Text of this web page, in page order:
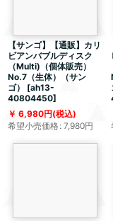
【サンゴ】【通販】カリ
ビアンバブルディスク
（Multi)（個体販売）
No.7（生体）（サン
ゴ）
[ah13-
40804450]
6,980円(税込)
希望小売価格: 7,980円